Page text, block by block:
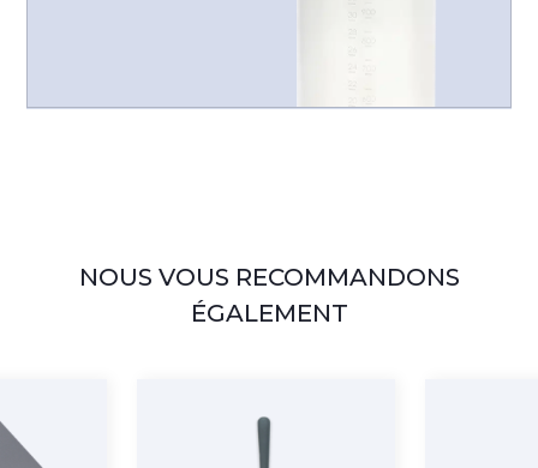
NOUS VOUS RECOMMANDONS
ÉGALEMENT